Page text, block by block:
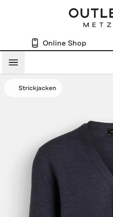
Online Shop
Menü
Strickjacken